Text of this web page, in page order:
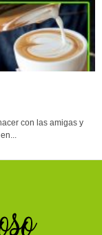
con las amigas y